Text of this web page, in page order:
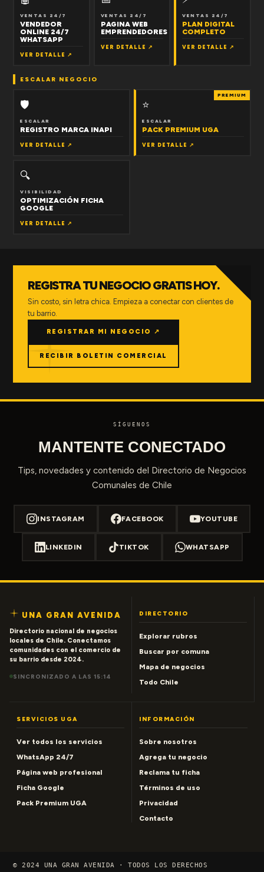
VENTAS 24/7
VENDEDOR
ONLINE 24/7
WHATSAPP
VER DETALLE ↗
VENTAS 24/7
PAGINA WEB
EMPRENDEDORES
VER DETALLE ↗
VENTAS 24/7
PLAN DIGITAL
COMPLETO
VER DETALLE ↗
ESCALAR NEGOCIO
🛡
ESCALAR
REGISTRO MARCA INAPI
VER DETALLE ↗
PREMIUM
⭐
ESCALAR
PACK PREMIUM UGA
VER DETALLE ↗
🔍
VISIBILIDAD
OPTIMIZACIÓN FICHA
GOOGLE
VER DETALLE ↗
REGISTRA TU NEGOCIO GRATIS HOY.
Sin costo, sin letra chica. Empieza a conectar con clientes de
tu barrio.
REGISTRAR MI NEGOCIO ↗
RECIBIR BOLETIN COMERCIAL
SÍGUENOS
MANTENTE CONECTADO
Tips, novedades y contenido del Directorio de Negocios
Comunales de Chile
INSTAGRAM FACEBOOK YOUTUBE
LINKEDIN TIKTOK WHATSAPP
UNA GRAN AVENIDA
Directorio nacional de negocios
locales de Chile. Conectamos
comunidades con el comercio de
su barrio desde 2024.
SINCRONIZADO A LAS 15:14
DIRECTORIO
Explorar rubros
Buscar por comuna
Mapa de negocios
Todo Chile
SERVICIOS UGA
Ver todos los servicios
WhatsApp 24/7
Página web profesional
Ficha Google
Pack Premium UGA
INFORMACIÓN
Sobre nosotros
Agrega tu negocio
Reclama tu ficha
Términos de uso
Privacidad
Contacto
© 2024 UNA GRAN AVENIDA · TODOS LOS DERECHOS